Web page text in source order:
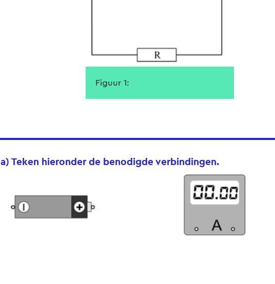
Figuur 1:
a) Teken hieronder de benodigde verbindingen.